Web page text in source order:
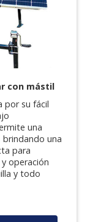
con mástil
por su fácil
una
una
para
operación
y todo